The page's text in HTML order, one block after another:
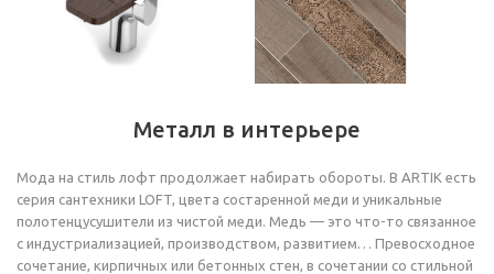
Металл в интерьере
Мода на стиль лофт продолжает набирать обороты. В ARTIK есть
серия сантехники LOFT, цвета состаренной меди и уникальные
полотенцусушители из чистой меди. Медь — это что-то связанное
с индустриализацией, производством, развитием… Превосходное
сочетание, кирпичных или бетонных стен, в сочетании со стильной